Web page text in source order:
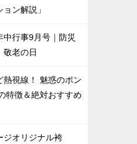
ン解説」
中行事9月号｜防災
敬老の日
熱視線！ 魅惑のポン
特徴＆絶対おすすめ
ジオリジナル袴